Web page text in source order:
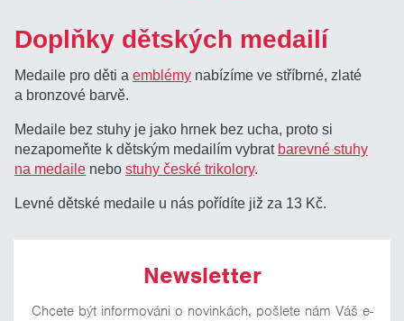
Doplňky dětských medailí
Medaile pro děti aemblémy nabízíme ve stříbrné, zlaté
a bronzové barvě.
Medaile bez stuhy je jako hrnek bez ucha, proto si
nezapomeňte k dětským medailím vybrat barevné stuhy
na medaile nebostuhy české trikolory.
Levné dětské medaile u nás pořídíte již za 13 Kč.
Newsletter
Chcete být informováni o novinkách, pošlete nám Váš e-